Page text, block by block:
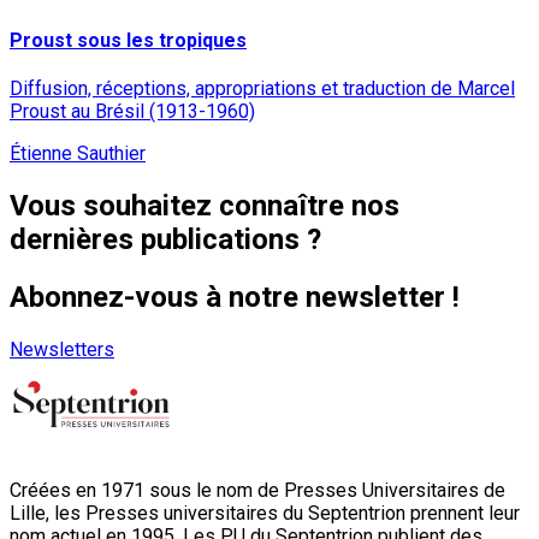
Proust sous les tropiques
Diffusion, réceptions, appropriations et traduction de Marcel
Proust au Brésil (1913-1960)
Étienne Sauthier
Vous souhaitez connaître nos
dernières publications ?
Abonnez-vous à notre newsletter !
Newsletters
Créées en 1971 sous le nom de Presses Universitaires de
Lille, les Presses universitaires du Septentrion prennent leur